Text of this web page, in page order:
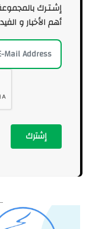
إشـتـرك
أهم الأخبار و
إشترك